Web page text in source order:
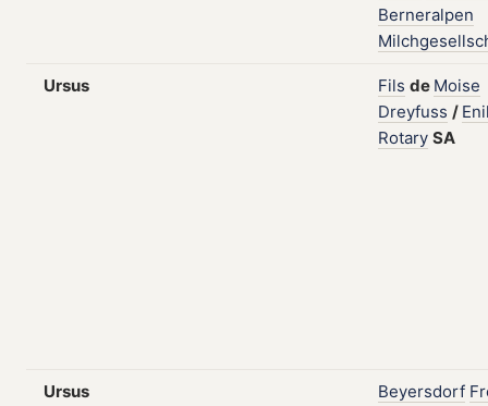
Berneralpen
Ursus Fils de Moise
Dreyfuss /
Rotary SA
Ursus Beyersdorf